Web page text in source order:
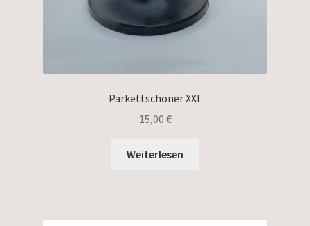
Parkettschoner XXL
15,00 €
Weiterlesen